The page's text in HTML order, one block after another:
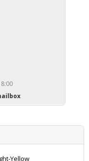
Yellow